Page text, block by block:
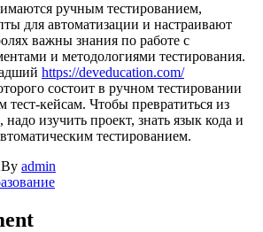
ручным тестированием,
для автоматизации и настраивают
важны знания по работе с
и методологиями тестирования.
https://deveducation.com/
состоит в ручном тестировании
кейсам. Чтобы превратиться из
изучить проект, знать язык кода и
тестированием.
By admin